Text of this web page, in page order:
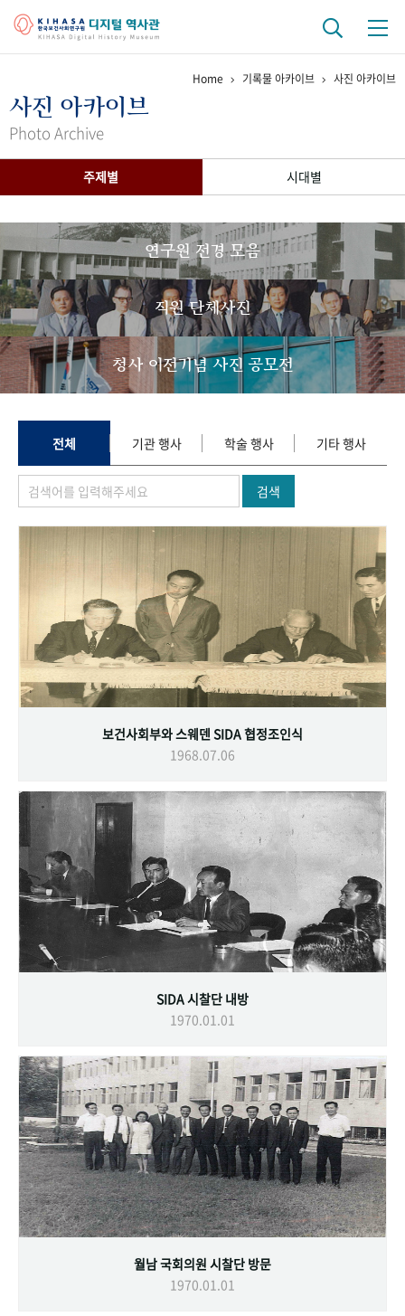
걸어온 길 기관 변천사
간행물 변천사
기록물 아카이브
사진 아카이브 문서 기록물 행정박물 영상 기록물
50+1 주년 기념
성과 50선 숫자로 보는 50년
세계와 함께 한 KIHASA
VR 역사관
Home 기록물 아카이브 사진 아카이브
사진 아카이브
Photo Archive
주제별 시대별
연구원 전경 모음
직원 단체사진
청사 이전기념 사진 공모전
전체 기관 행사 학술 행사 기타 행사
검색
보건사회부와 스웨덴 SIDA 협정조인식
1968.07.06
SIDA 시찰단 내방
1970.01.01
월남 국회의원 시찰단 방문
1970.01.01